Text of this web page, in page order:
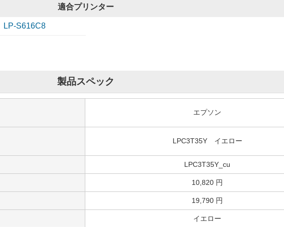
適合プリンター
LP-S616C8
製品スペック
エプソン
LPC3T35Y イエロー
LPC3T35Y_cu
10,820 円
19,790 円
イエロー